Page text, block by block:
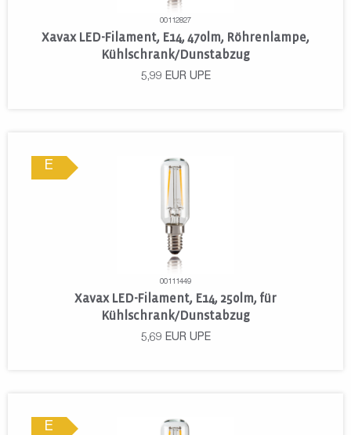
00112827
Xavax LED-Filament, E14, 470lm, Röhrenlampe,
Kühlschrank/Dunstabzug
5,99 EUR UPE
E
00111449
Xavax LED-Filament, E14, 250lm, für
Kühlschrank/Dunstabzug
5,69 EUR UPE
E